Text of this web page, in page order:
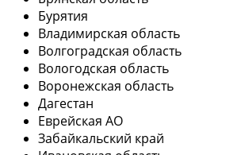
Бурятия
Владимирская область
Волгоградская область
Вологодская область
Воронежская область
Дагестан
Еврейская АО
Забайкальский край